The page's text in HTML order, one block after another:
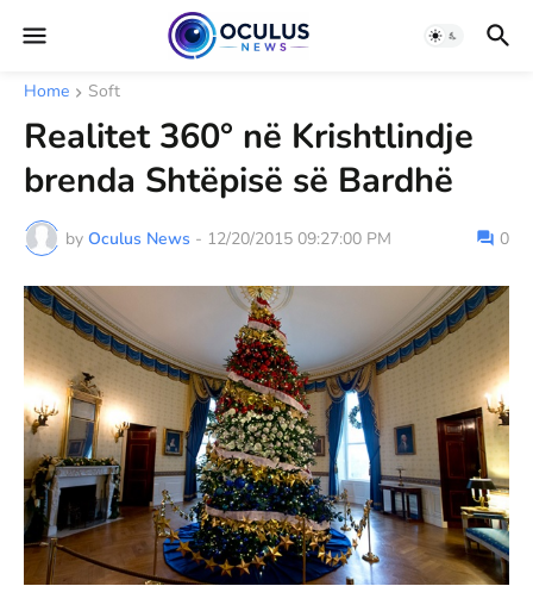
Home Soft
Realitet 360° në Krishtlindje
brenda Shtëpisë së Bardhë
by Oculus News - 12/20/2015 09:27:00 PM 0